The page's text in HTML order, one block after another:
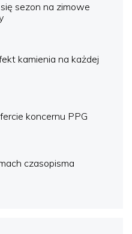
sezon na zimowe
kamienia na każdej
koncernu PPG
czasopisma